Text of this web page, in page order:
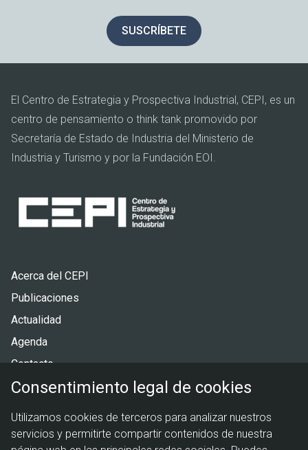
SUSCRÍBETE
El Centro de Estrategia y Prospectiva Industrial, CEPI, es un
centro de pensamiento o think tank promovido por
Secretaría de Estado de Industria del Ministerio de
Industria y Turismo y por la Fundación EOI.
Pie
de
Acerca del CEPI
Publicaciones
Actualidad
Agenda
Contacto
legal
Política de cookies
Aviso legal
Consentimiento legal de cookies
Utilizamos cookies de terceros para analizar nuestros
servicios y permitirte compartir contenidos de nuestra